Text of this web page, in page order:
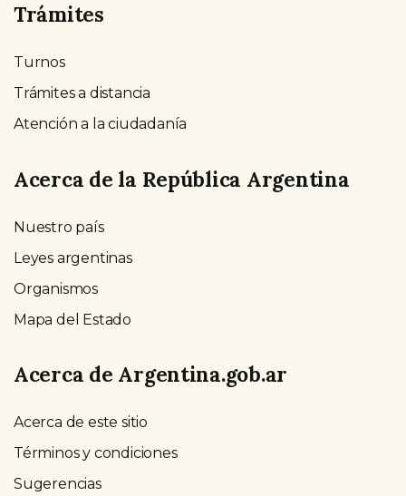
Trámites
Turnos
Trámites a distancia
Atención a la ciudadanía
Acerca de la República Argentina
Nuestro país
Leyes argentinas
Organismos
Mapa del Estado
Acerca de Argentina.gob.ar
Acerca de este sitio
Términos y condiciones
Sugerencias